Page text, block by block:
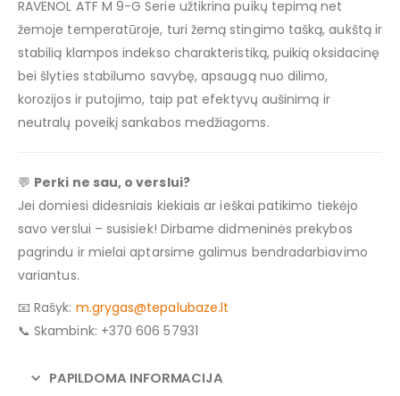
RAVENOL ATF M 9-G Serie užtikrina puikų tepimą net
žemoje temperatūroje, turi žemą stingimo tašką, aukštą ir
stabilią klampos indekso charakteristiką, puikią oksidacinę
bei šlyties stabilumo savybę, apsaugą nuo dilimo,
korozijos ir putojimo, taip pat efektyvų aušinimą ir
neutralų poveikį sankabos medžiagoms.
💬 Perki ne sau, o verslui?
Jei domiesi didesniais kiekiais ar ieškai patikimo tiekėjo
savo verslui – susisiek! Dirbame didmeninės prekybos
pagrindu ir mielai aptarsime galimus bendradarbiavimo
variantus.
📧 Rašyk: m.grygas@tepalubaze.lt
📞 Skambink: +370 606 57931
PAPILDOMA INFORMACIJA